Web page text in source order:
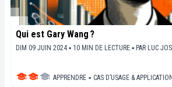
Qui est Gary Wang ?
DIM 09 JUIN 2024 ▪ 10 MIN DE LECTURE ▪ PAR LUC
APPRENDRE ▪ CAS D’USAGE &